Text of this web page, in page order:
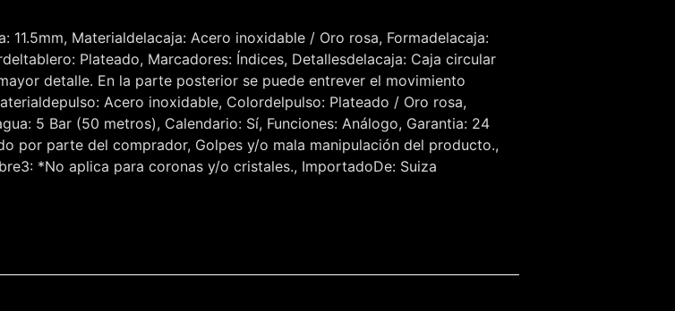
Materialdelacaja: Acero inoxidable / Oro rosa, Formadelacaja:
Plateado, Marcadores: Índices, Detallesdelacaja: Caja circular
detalle. En la parte posterior se puede entrever el movimiento
Acero inoxidable, Colordelpulso: Plateado / Oro rosa,
5 Bar (50 metros), Calendario: Sí, Funciones: Análogo, Garantia: 24
por parte del comprador, Golpes y/o mala manipulación del producto.,
*No aplica para coronas y/o cristales., ImportadoDe: Suiza